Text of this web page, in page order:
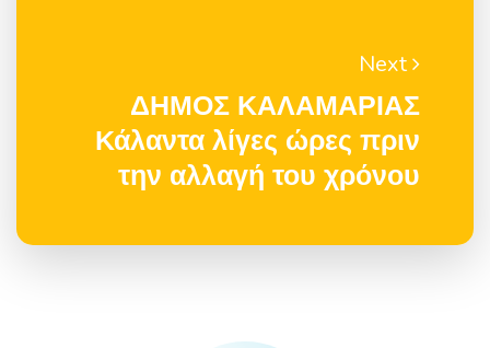
Next
ΔΗΜΟΣ ΚΑΛΑΜΑΡΙΑΣ
Κάλαντα λίγες ώρες πριν
την αλλαγή του χρόνου